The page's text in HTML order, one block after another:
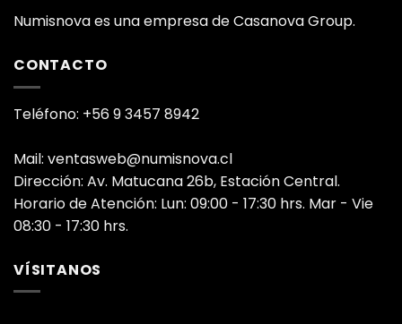
Numisnova es una empresa de Casanova Group.
CONTACTO
Teléfono: +56 9 3457 8942
Mail: ventasweb@numisnova.cl
Dirección: Av. Matucana 26b, Estación Central.
Horario de Atención: Lun: 09:00 - 17:30 hrs. Mar - Vie
08:30 - 17:30 hrs.
VÍSITANOS